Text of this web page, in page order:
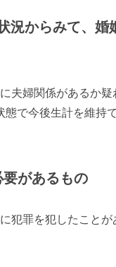
からみて、婚
婦関係があるか
で今後生計を維持
があるもの
罪を犯したこと